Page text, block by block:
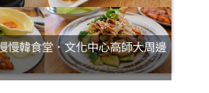
慢韓食堂．文化中心高師大周邊